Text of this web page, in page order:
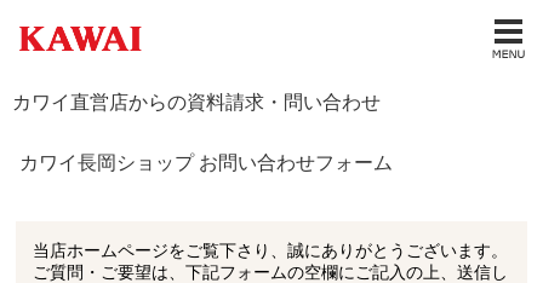
カワイ直営店からの資料請求・問い合わせ
カワイ長岡ショップ お問い合わせフォーム
当店ホームページをご覧下さり、誠にありがとうございます。
ご質問・ご要望は、下記フォームの空欄にご記入の上、送信し